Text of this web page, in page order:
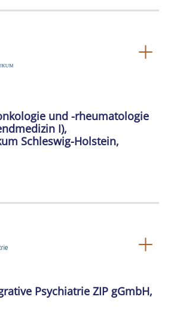
und -rheumatologie
I),
Schleswig-Holstein,
Psychiatrie ZIP gGmbH,